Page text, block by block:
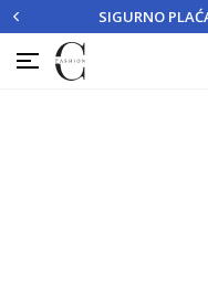
PRIJAVITE SE REGISTRUJTE
SIGURNO